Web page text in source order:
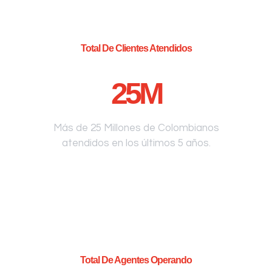
Total De Clientes Atendidos
25M
Más de 25 Millones de Colombianos
atendidos en los últimos 5 años.
Total De Agentes Operando